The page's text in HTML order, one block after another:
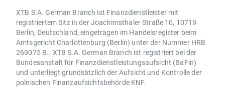
XTB S.A. German Branch ist Finanzdienstleister mit
registriertem Sitz in der Joachimsthaler Straße 10, 10719
Berlin, Deutschland, eingetragen im Handelsregister beim
Amtsgericht Charlottenburg (Berlin) unter der Nummer HRB
269075 B.. XTB S.A. German Branch ist registriert bei der
Bundesanstalt für Finanzdienstleistungsaufsicht (BaFin)
und unterliegt grundsätzlich der Aufsicht und Kontrolle der
polnischen Finanzaufsichtsbehörde KNF.